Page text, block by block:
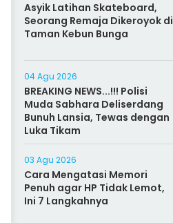
Asyik Latihan Skateboard,
Seorang Remaja Dikeroyok di
Taman Kebun Bunga
04 Agu 2026
BREAKING NEWS...!!! Polisi
Muda Sabhara Deliserdang
Bunuh Lansia, Tewas dengan
Luka Tikam
03 Agu 2026
Cara Mengatasi Memori
Penuh agar HP Tidak Lemot,
Ini 7 Langkahnya